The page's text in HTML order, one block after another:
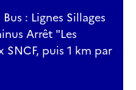
: Lignes Sillages
Arrêt "Les
puis 1 km par